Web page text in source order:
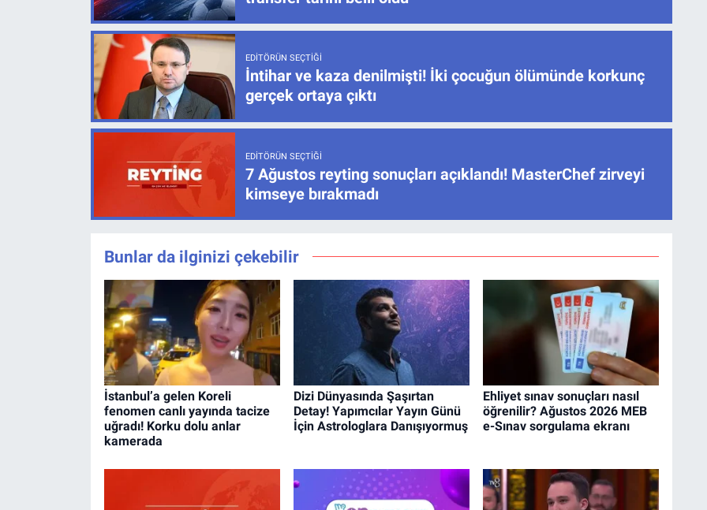
EDITÖRÜN SEÇTIĞI
İntihar ve kaza denilmişti! İki çocuğun ölümünde korkunç
gerçek ortaya çıktı
EDITÖRÜN SEÇTIĞI
7 Ağustos reyting sonuçları açıklandı! MasterChef zirveyi
kimseye bırakmadı
Bunlar da ilginizi çekebilir
İstanbul’a gelen Koreli
fenomen canlı yayında tacize
uğradı! Korku dolu anlar
kamerada
Dizi Dünyasında Şaşırtan
Detay! Yapımcılar Yayın Günü
İçin Astrologlara Danışıyormuş
Ehliyet sınav sonuçları nasıl
öğrenilir? Ağustos 2026 MEB
e-Sınav sorgulama ekranı